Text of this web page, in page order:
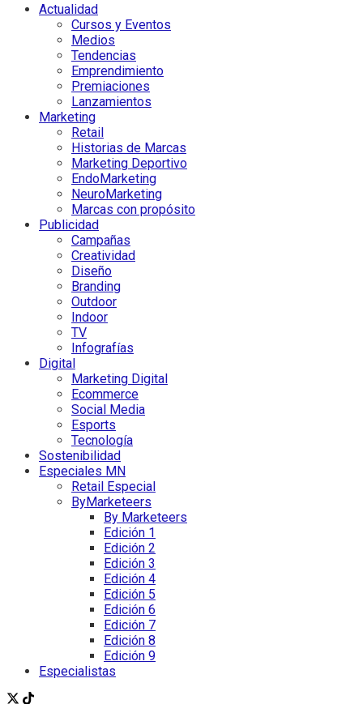
Actualidad
Cursos y Eventos
Medios
Tendencias
Emprendimiento
Premiaciones
Lanzamientos
Marketing
Retail
Historias de Marcas
Marketing Deportivo
EndoMarketing
NeuroMarketing
Marcas con propósito
Publicidad
Campañas
Creatividad
Diseño
Branding
Outdoor
Indoor
TV
Infografías
Digital
Marketing Digital
Ecommerce
Social Media
Esports
Tecnología
Sostenibilidad
Especiales MN
Retail Especial
ByMarketeers
By Marketeers
Edición 1
Edición 2
Edición 3
Edición 4
Edición 5
Edición 6
Edición 7
Edición 8
Edición 9
Especialistas